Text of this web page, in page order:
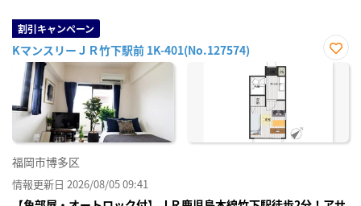
割引キャンペーン
KマンスリーＪＲ竹下駅前 1K-401(No.127574)
お気
福岡市博多区
情報更新日 2026/08/05 09:41